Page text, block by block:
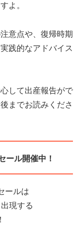
よ。
意点や、復帰時期
践的なアドバイス
して出産報告がで
までお読みくださ
ール開催中！
ールは
現する